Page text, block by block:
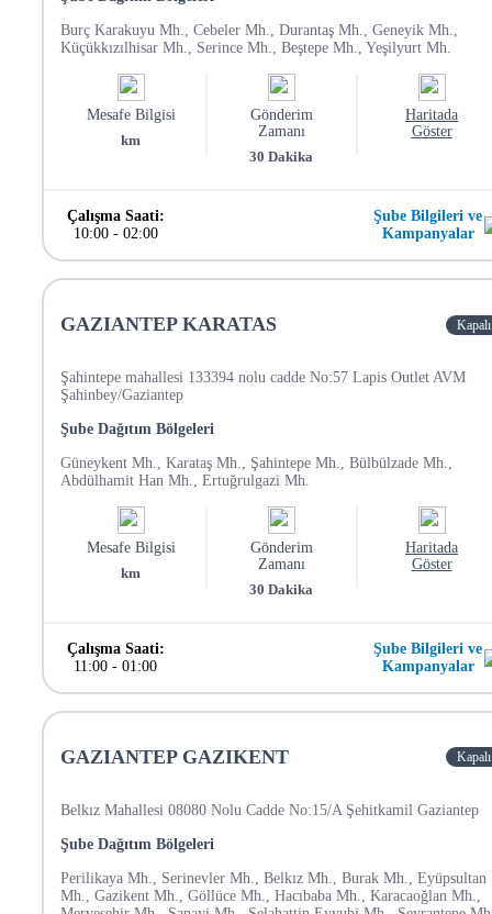
Burç Karakuyu Mh., Cebeler Mh., Durantaş Mh., Geneyik Mh.,
Küçükkızılhisar Mh., Serince Mh., Beştepe Mh., Yeşilyurt Mh.
Mesafe Bilgisi
km
Gönderim
Zamanı
30 Dakika
Haritada
Göster
Çalışma Saati:
10:00- 02:00
Şube Bilgileri ve
Kampanyalar
GAZIANTEP KARATAS Kapalı
Şahintepe mahallesi 133394 nolu cadde No:57 Lapis Outlet AVM
Şahinbey/Gaziantep
Şube Dağıtım Bölgeleri
Güneykent Mh., Karataş Mh., Şahintepe Mh., Bülbülzade Mh.,
Abdülhamit Han Mh., Ertuğrulgazi Mh.
Mesafe Bilgisi
km
Gönderim
Zamanı
30 Dakika
Haritada
Göster
Çalışma Saati:
11:00 - 01:00
Şube Bilgileri ve
Kampanyalar
GAZIANTEP GAZIKENT Kapalı
Belkız Mahallesi 08080 Nolu Cadde No:15/A Şehitkamil Gaziantep
Şube Dağıtım Bölgeleri
Perilikaya Mh., Serinevler Mh., Belkız Mh., Burak Mh., Eyüpsultan
Mh., Gazikent Mh., Göllüce Mh., Hacıbaba Mh., Karacaoğlan Mh.,